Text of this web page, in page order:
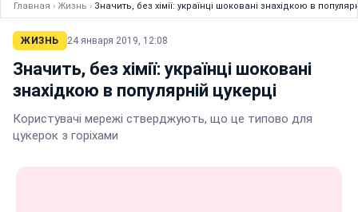
Главная › Жизнь › Значить, без хімії: українці шоковані знахідкою в
ЖИЗНЬ 24 января 2019, 12:08
Значить, без хімії: українці шоковані
знахідкою в популярній цукерці
Користувачі мережі стверджують, що це типово для
цукерок з горіхами